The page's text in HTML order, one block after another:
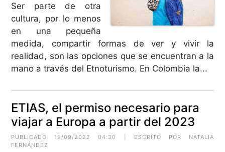
Ser parte de otra
cultura, por lo menos
en una pequeña
medida, compartir formas de ver y vivir la
realidad, son las opciones que se encuentran a la
mano a través del Etnoturismo. En Colombia la...
ETIAS, el permiso necesario para
viajar a Europa a partir del 2023
PUBLICADO 19/09/2022 04:30 | ESCRITO POR NATALIA
FERNÁNDEZ